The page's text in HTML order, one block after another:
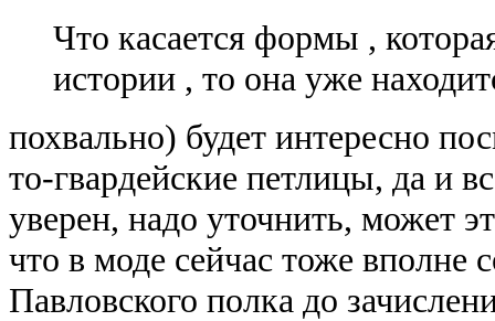
Что касается формы ,
истории , то она уже
похвально) будет интересно
то-гвардейские петлицы, да и
уверен, надо уточнить, может
что в моде сейчас тоже вполне
Павловского полка до